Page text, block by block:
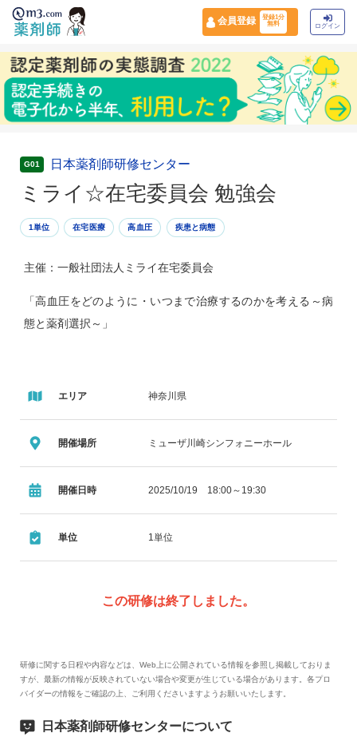
会員登録
登録1分
無料
ログイン
G01 日本薬剤師研修センター
ミライ☆在宅委員会 勉強会
1単位 在宅医療 高血圧 疾患と病態
主催：一般社団法人ミライ在宅委員会
「高血圧をどのように・いつまで治療するのかを考える～病
態と薬剤選択～」
エリア 神奈川県
開催場所 ミューザ川崎シンフォニーホール
開催日時 2025/10/19 18:00～19:30
単位 1単位
この研修は終了しました。
研修に関する日程や内容などは、Web上に公開されている情報を参照し掲載しておりま
すが、最新の情報が反映されていない場合や変更が生じている場合があります。各プロ
バイダーの情報をご確認の上、ご利用くださいますようお願いいたします。
日本薬剤師研修センターについて